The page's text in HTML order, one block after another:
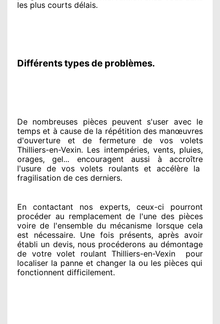
les plus courts délais.
Différents types de problèmes.
De nombreuses pièces peuvent s'user avec le
temps et à causede la répétition des manœuvres
d'ouverture et de fermeture de vos volets
Thilliers-en-Vexin. Les intempéries, vents, pluies,
orages, gel... encouragent aussi à accroître
l'usure de vos volets roulants et accélère la
fragilisation de ces derniers.
En contactant nos experts, ceux-ci pourront
procéder au remplacement de l'une des pièces
voire de l'ensembledu mécanisme lorsque cela
est nécessaire. Une fois présents, après avoir
établi un devis, nous procéderons au démontage
de votre volet roulant Thilliers-en-Vexin
pour
localiser la panne et changer la ou les pièces qui
fonctionnent difficilement.